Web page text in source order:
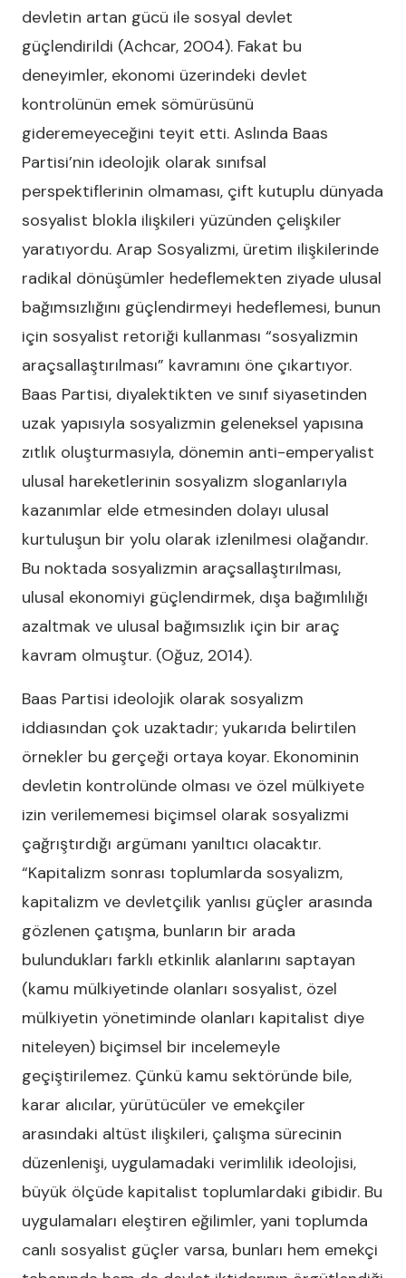
devletin artan gücü ile sosyal devlet
güçlendirildi (Achcar, 2004). Fakat bu
deneyimler, ekonomi üzerindeki devlet
kontrolünün emek sömürüsünü
gideremeyeceğini teyit etti. Aslında Baas
Partisi’nin ideolojik olarak sınıfsal
perspektiflerinin olmaması, çift kutuplu dünyada
sosyalist blokla ilişkileri yüzünden çelişkiler
yaratıyordu. Arap Sosyalizmi, üretim ilişkilerinde
radikal dönüşümler hedeflemekten ziyade ulusal
bağımsızlığını güçlendirmeyi hedeflemesi, bunun
için sosyalist retoriği kullanması “sosyalizmin
araçsallaştırılması” kavramını öne çıkartıyor.
Baas Partisi, diyalektikten ve sınıf siyasetinden
uzak yapısıyla sosyalizmin geleneksel yapısına
zıtlık oluşturmasıyla, dönemin anti-emperyalist
ulusal hareketlerinin sosyalizm sloganlarıyla
kazanımlar elde etmesinden dolayı ulusal
kurtuluşun bir yolu olarak izlenilmesi olağandır.
Bu noktada sosyalizmin araçsallaştırılması,
ulusal ekonomiyi güçlendirmek, dışa bağımlılığı
azaltmak ve ulusal bağımsızlık için bir araç
kavram olmuştur. (Oğuz, 2014).
Baas Partisi ideolojik olarak sosyalizm
iddiasından çok uzaktadır; yukarıda belirtilen
örnekler bu gerçeği ortaya koyar. Ekonominin
devletin kontrolünde olması ve özel mülkiyete
izin verilememesi biçimsel olarak sosyalizmi
çağrıştırdığı argümanı yanıltıcı olacaktır.
“Kapitalizm sonrası toplumlarda sosyalizm,
kapitalizm ve devletçilik yanlısı güçler arasında
gözlenen çatışma, bunların bir arada
bulundukları farklı etkinlik alanlarını saptayan
(kamu mülkiyetinde olanları sosyalist, özel
mülkiyetin yönetiminde olanları kapitalist diye
niteleyen) biçimsel bir incelemeyle
geçiştirilemez. Çünkü kamu sektöründe bile,
karar alıcılar, yürütücüler ve emekçiler
arasındaki altüst ilişkileri, çalışma sürecinin
düzenlenişi, uygulamadaki verimlilik ideolojisi,
büyük ölçüde kapitalist toplumlardaki gibidir. Bu
uygulamaları eleştiren eğilimler, yani toplumda
canlı sosyalist güçler varsa, bunları hem emekçi